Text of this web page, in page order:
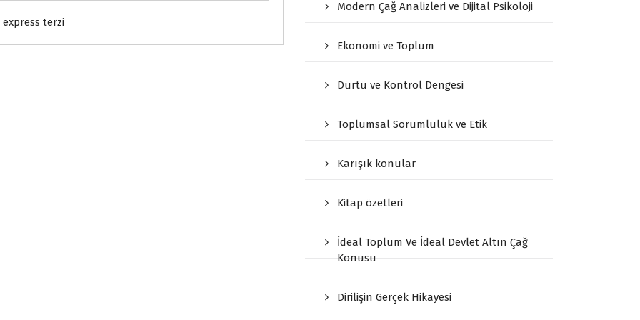
express terzi
Modern Çağ Analizleri ve Dijital Psikoloji
Ekonomi ve Toplum
Dürtü ve Kontrol Dengesi
Toplumsal Sorumluluk ve Etik
Karışık konular
Kitap özetleri
İdeal Toplum Ve İdeal Devlet Altın Çağ
Konusu
Dirilişin Gerçek Hikayesi